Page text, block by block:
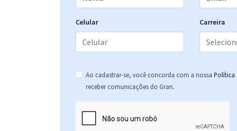
Celular Carreira
Ao cadastrar-se, você concorda com a nossa Política
receber comunicações do Gran.